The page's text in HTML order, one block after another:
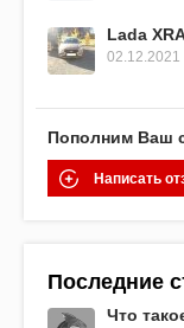
Lada
02.12.2021
Пополним Ваш
Написать
Последние
Что